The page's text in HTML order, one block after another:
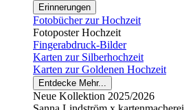
Erinnerungen
Fotobücher zur Hochzeit
Fotoposter Hochzeit
Fingerabdruck-Bilder
Karten zur Silberhochzeit
Karten zur Goldenen Hochzeit
Entdecke Mehr...
Neue Kollektion 2025/2026